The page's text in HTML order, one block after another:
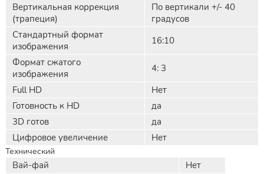
Вертикальная коррекция
(трапеция)
По вертикали +/- 40
градусов
Стандартный формат
изображения
16:10
Формат сжатого
изображения
4: 3
Full HD
Нет
Готовность к HD
да
3D готов
да
Цифровое увеличение
Нет
Технический
Вай-фай
Нет